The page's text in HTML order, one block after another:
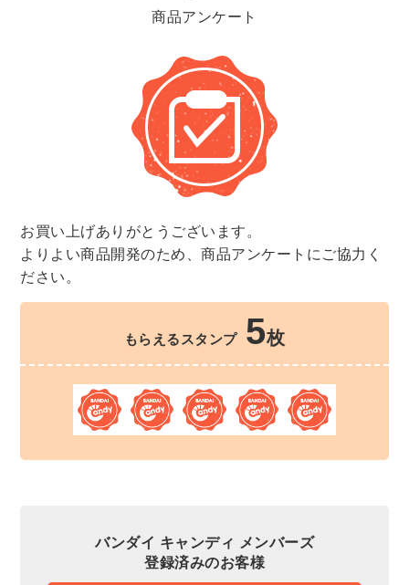
商品アンケート
お買い上げありがとうございます。
よりよい商品開発のため、商品アンケートにご協力く
ださい。
もらえるスタンプ 5枚
バンダイ キャンディ メンバーズ
登録済みのお客様